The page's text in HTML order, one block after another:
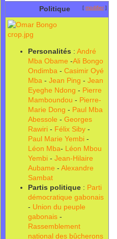
Politique [ modifier]
Personalités :André
Mba Obame -Ali Bongo
Ondimba -Casimir Oyé
Mba -Jean Ping -Jean
Eyeghe Ndong - Pierre
Mamboundou - Pierre-
Marie Dong - Paul Mba
Abessole -Georges
Rawiri - Félix Siby -
Paul Marie Yembi -
Léon Mba- Léon Mbou
Yembi -Jean-Hilaire
Aubame -Alexandre
Sambat
Partis politique : Parti
démocratique gabonais
- Union du peuple
gabonais -
Rassemblement
national des bûcherons